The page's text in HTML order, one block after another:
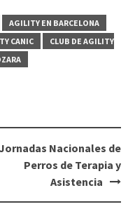
AGILITY EN BARCELONA
CANIC
CLUB DE AGILITY
Jornadas Nacionales de
Perros de Terapia y
Asistencia